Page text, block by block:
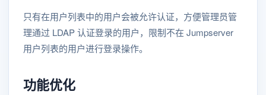
只有在用户列表中的用户会被允许认证，方便管理员管
理通过 LDAP 认证登录的用户，限制不在 Jumpserver
用户列表的用户进行登录操作。
功能优化